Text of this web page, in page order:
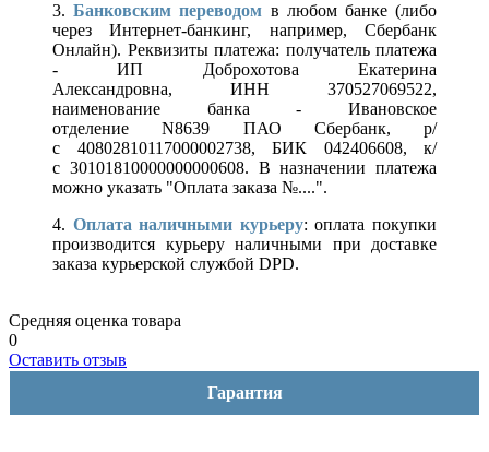
3.Банковским переводом в любом банке (либо
через Интернет-банкинг, например, Сбербанк
Онлайн). Реквизиты платежа: получатель платежа
- ИП Доброхотова Екатерина
Александровна, ИНН 370527069522,
наименование банка - Ивановское
отделение N8639 ПАО Сбербанк, р/
с 40802810117000002738, БИК 042406608, к/
с 30101810000000000608. В назначении платежа
можно указать "Оплата заказа №....".
4. Оплата наличными курьеру: оплата покупки
производится курьеру наличными при доставке
заказа курьерской службой DPD.
Средняя оценка товара
0
Оставить отзыв
Гарантия